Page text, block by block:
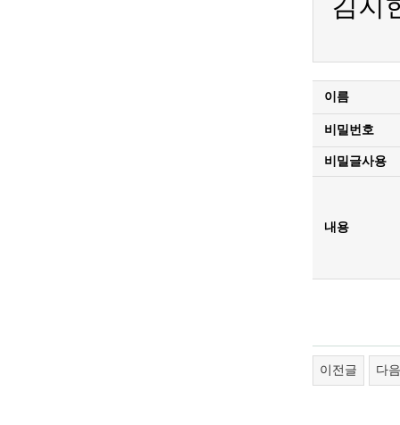
김지
이름
비밀번호
비밀글사용
내용
이전글 다